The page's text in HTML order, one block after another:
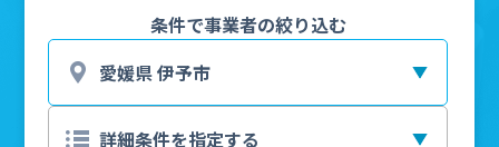
条件で事業者の絞り込む